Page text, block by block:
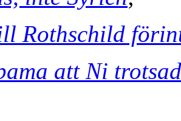
Rothschild
att Ni